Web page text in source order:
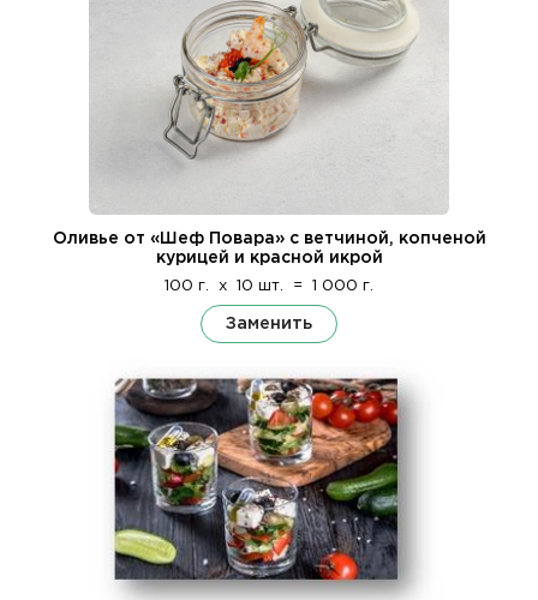
Оливье от «Шеф Повара» с ветчиной, копченой
курицей и красной икрой
100 г. x 10 шт. = 1 000 г.
Заменить